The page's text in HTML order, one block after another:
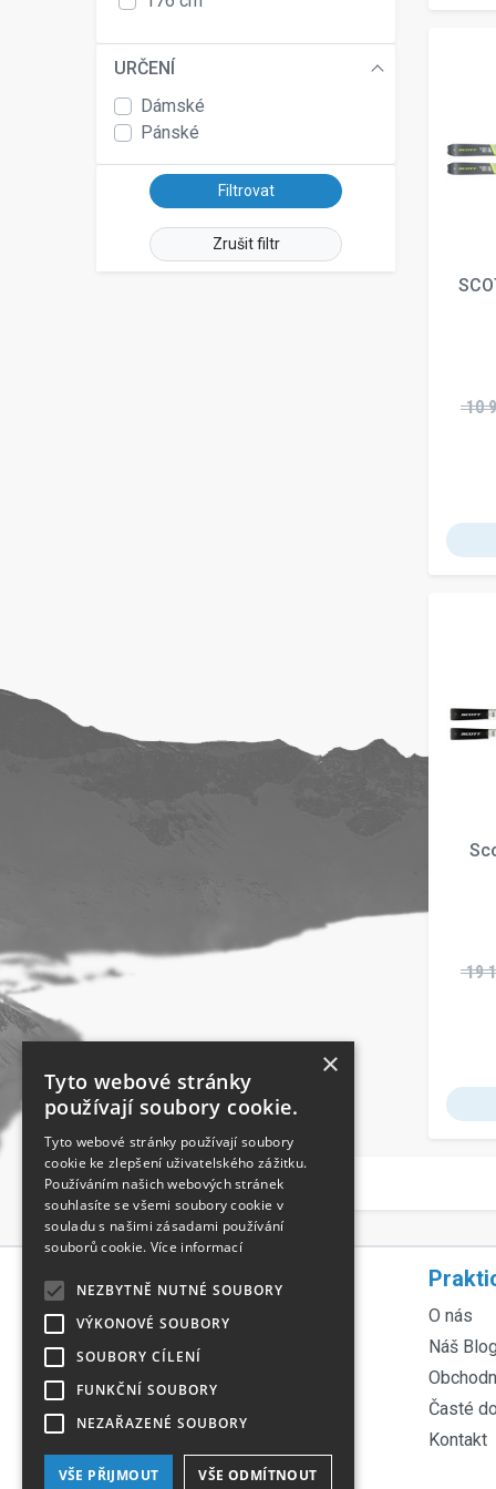
178 cm
184 cm
188 cm
URČENÍ
Dámské
Pánské
Zrušit filtr
10
19
Rychlá navigace
Servis lyží
Servis kol
Půjčovna lyží
Technologie Fischer
O nás
Náš Blog
Časté
Kontakt
×
Tyto webové stránky
používají soubory cookie.
Tyto webové stránky používají soubory
cookie ke zlepšení uživatelského zážitku.
Používáním našich webových stránek
souhlasíte se všemi soubory cookie v
souladu s našimi zásadami používání
souborů cookie. Více informací
NEZBYTNĚ NUTNÉ SOUBORY
VÝKONOVÉ SOUBORY
SOUBORY CÍLENÍ
FUNKČNÍ SOUBORY
NEZAŘAZENÉ SOUBORY
VŠE PŘIJMOUT VŠE ODMÍTNOUT